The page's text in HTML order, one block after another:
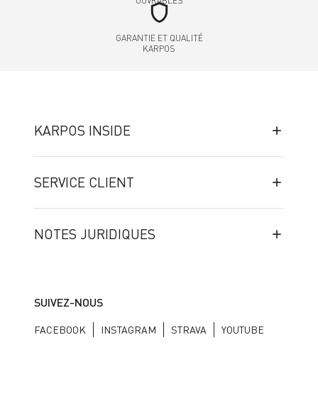
shield
GARANTIE ET QUALITÉ
KARPOS
KARPOS INSIDE
SERVICE CLIENT
NOTES JURIDIQUES
SUIVEZ-NOUS
FACEBOOK INSTAGRAM STRAVA YOUTUBE